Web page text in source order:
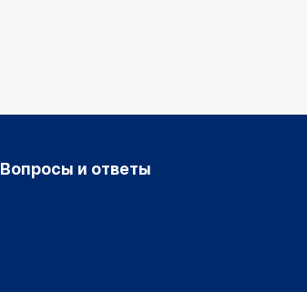
Вопросы и ответы